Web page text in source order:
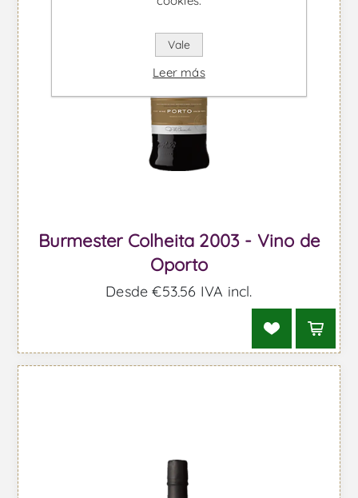
Burmester Colheita 2003 - Vino de
Oporto
Desde €53,56 IVA incl.
Vale
Leer más